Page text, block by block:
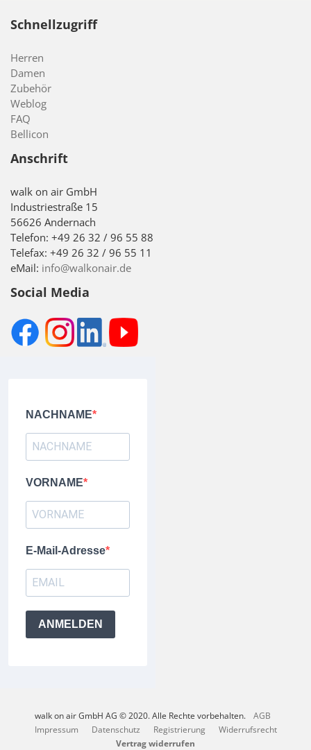
Schnellzugriff
Herren
Damen
Zubehör
Weblog
FAQ
Bellicon
Anschrift
walk on air GmbH
Industriestraße 15
56626 Andernach
Telefon: +49 26 32 / 96 55 88
Telefax: +49 26 32 / 96 55 11
eMail: info@walkonair.de
Social Media
NACHNAME
VORNAME
E-Mail-Adresse
ANMELDEN
walk on air GmbH AG © 2020. Alle Rechte vorbehalten.
AGB
Impressum
Datenschutz Registrierung
Widerrufsrecht
Vertrag widerrufen